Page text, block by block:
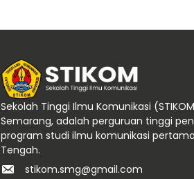
Sekolah Tinggi Ilmu Komunikasi
Semarang, adalah perguruan tinggi
program studi ilmu komunikasi
Tengah.
stikom.smg@gmail.com